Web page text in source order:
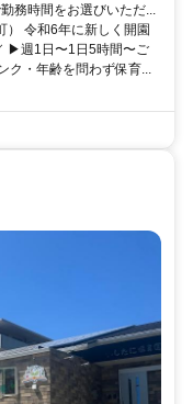
務時間をお選びいただ...
） 令和6年に新しく開園
▶週1日〜1日5時間〜ご
ク・年齢を問わず保育...